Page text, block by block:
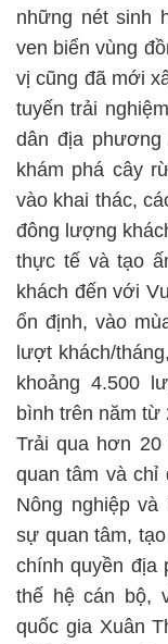
những nét sinh
ven biển vùng
vị cũng đã mới
tuyến trải
dân địa
khám phá cây
vào khai thác,
đông lượng
thực tế và tạo
khách đến với
ổn định, vào
lượt khách/
khoảng 4.500
bình trên năm
Trải qua hơn
quan tâm và chỉ
Nông nghiệp
sự quan tâm,
chính quyền địa
thế hệ cán bộ,
quốc gia Xuân